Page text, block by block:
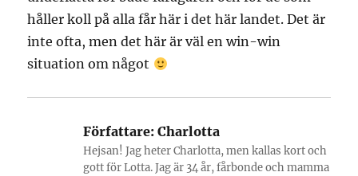
håller koll på alla får här i det här landet. Det är
inte ofta, men det här är väl en win-win
situation om något
Författare: Charlotta
Hejsan! Jag heter Charlotta, men kallas kort och
gott för Lotta. Jag är 34 år, fårbonde och mamma